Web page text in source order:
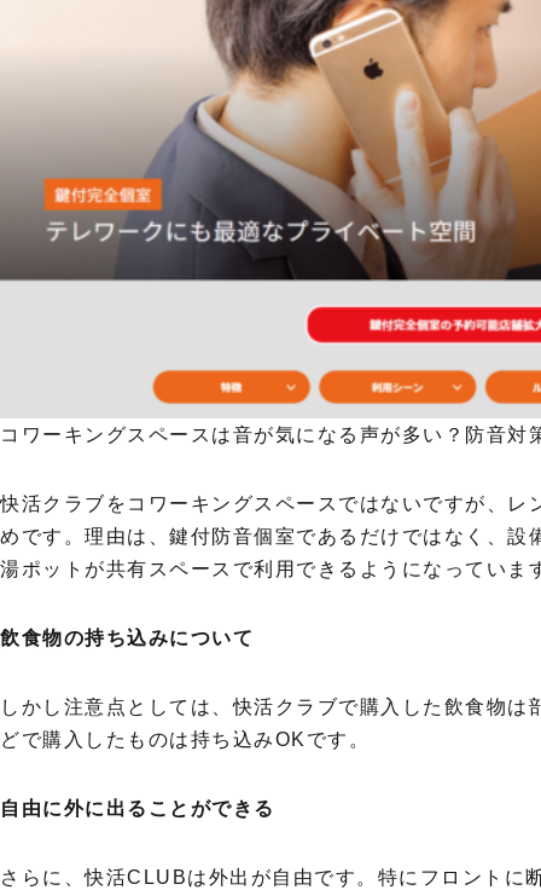
コワーキングスペースは音が気になる声が多い？防音
快活クラブをコワーキングスペースではないですが、
めです。理由は、鍵付防音個室であるだけではなく、
湯ポットが共有スペースで利用できるようになっていま
飲食物の持ち込みについて
しかし注意点としては、快活クラブで購入した飲食物
どで購入したものは持ち込みOKです。
自由に外に出ることができる
さらに、快活CLUBは外出が自由です。特にフロントに